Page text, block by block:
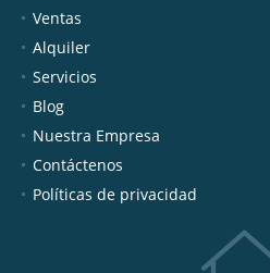
Ventas
Alquiler
Servicios
Blog
Nuestra Empresa
Contáctenos
Políticas de privacidad